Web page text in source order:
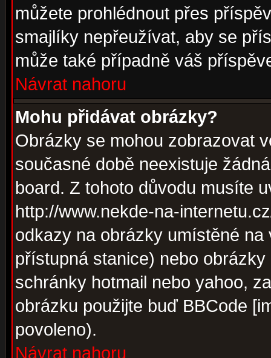
můžete prohlédnout přes
smajlíky nepřeužívat, aby se
může také případně váš
Návrat nahoru
Mohu přidávat obrázky?
Obrázky se mohou zobrazovat
současné době neexistuje
board. Z tohoto důvodu musíte
http://www.nekde-na-
odkazy na obrázky umístěné
přístupná stanice) nebo
schránky hotmail nebo yahoo,
obrázku použijte buď BBCode
povoleno).
Návrat nahoru